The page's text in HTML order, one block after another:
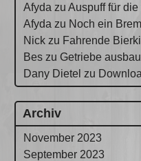
Afyda zuAuspuff für
Afyda zu Noch ein
Nick zu Fahrende
Bes zuGetriebe
Dany Dietel zu
Archiv
November 2023
September 2023